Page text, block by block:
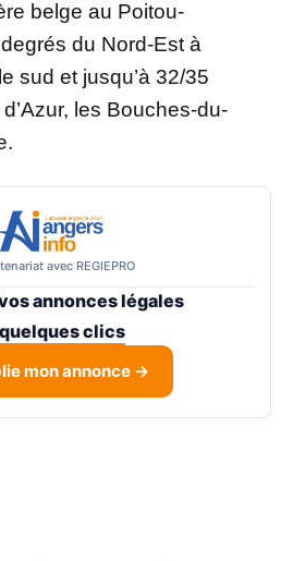
belge au Poitou-
du Nord-Est à
sud et jusqu’à 32/35
les Bouches-du-
avec REGIEPRO
annonces légales
quelques clics
mon annonce →